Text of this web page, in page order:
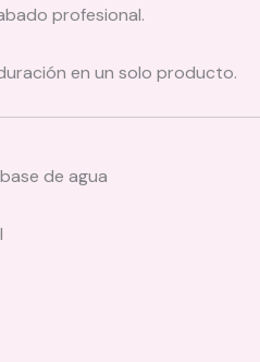
profesional.
en un solo producto.
de agua